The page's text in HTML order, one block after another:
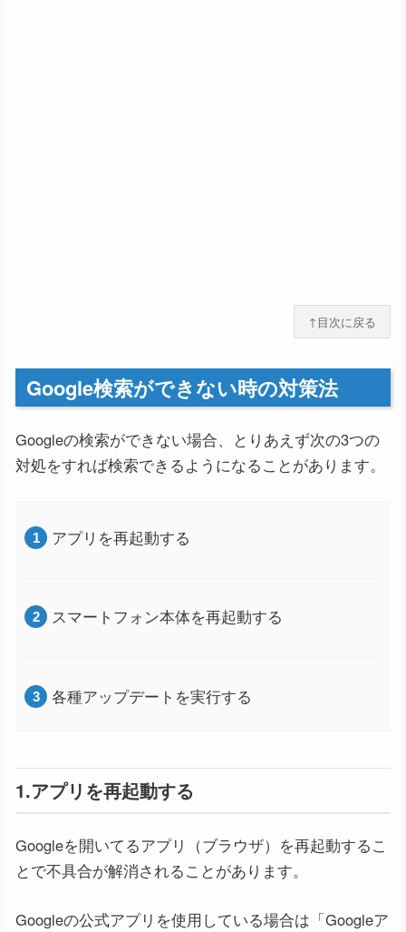
↑目次に戻る
Google検索ができない時の対策法
Googleの検索ができない場合、とりあえず次の3つの
対処をすれば検索できるようになることがあります。
アプリを再起動する
スマートフォン本体を再起動する
各種アップデートを実行する
1.アプリを再起動する
Googleを開いてるアプリ（ブラウザ）を再起動するこ
とで不具合が解消されることがあります。
Googleの公式アプリを使用している場合は「Googleア